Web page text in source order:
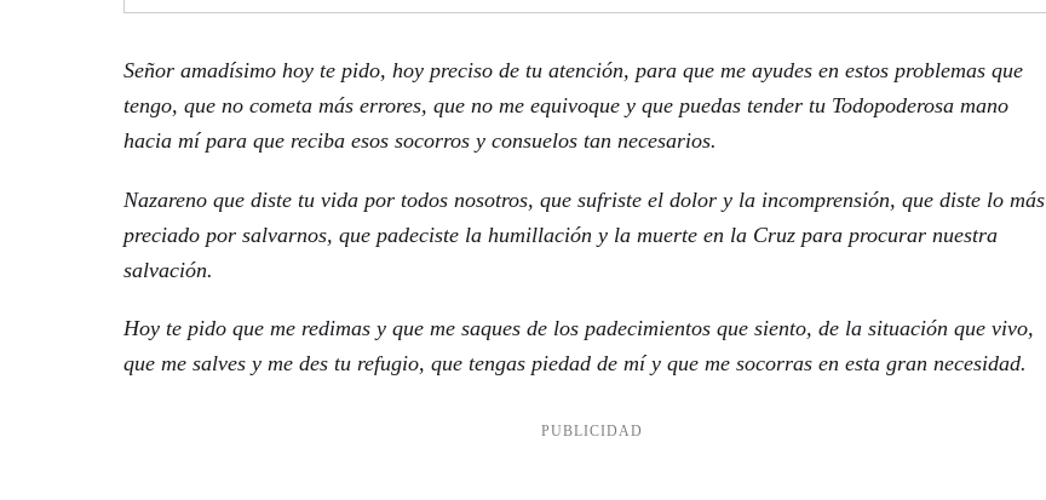
Señor amadísimo hoy te pido, hoy preciso de tu atención, para que me ayudes en estos problemas que
tengo, que no cometa más errores, que no me equivoque y que puedas tender tu Todopoderosa mano
hacia mí para que reciba esos socorros y consuelos tan necesarios.
Nazareno que diste tu vida por todos nosotros, que sufriste el dolor y la incomprensión, que diste lo más
preciado por salvarnos, que padeciste la humillación y la muerte en la Cruz para procurar nuestra
salvación.
Hoy te pido que me redimas y que me saques de los padecimientos que siento, de la situación que vivo,
que me salves y me des tu refugio, que tengas piedad de mí y que me socorras en esta gran necesidad.